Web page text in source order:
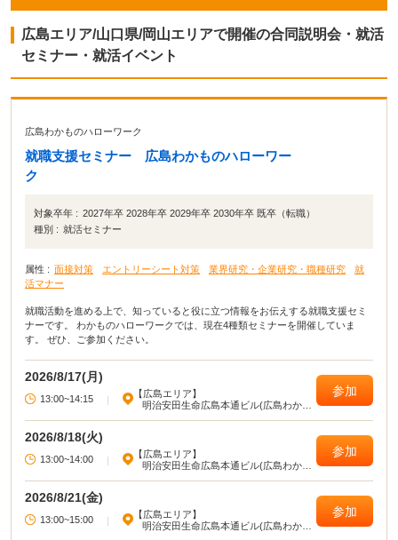
広島エリア/山口県/岡山エリアで開催の合同説明会・就活
セミナー・就活イベント
広島わかものハローワーク
就職支援セミナー 広島わかものハローワー
ク
対象卒年 : 2027年卒 2028年卒 2029年卒 2030年卒 既卒（転職）
種別 : 就活セミナー
属性 : 面接対策 エントリーシート対策 業界研究・企業研究・職種研究
就
活マナー
就職活動を進める上で、知っていると役に立つ情報をお伝えする就職支援セミ
ナーです。 わかものハローワークでは、現在4種類セミナーを開催していま
す。 ぜひ、ご参加ください。
2026/8/17(月)
13:00~14:15 |
【広島エリア】
明治安田生命広島本通ビル(広島わかも
参加
2026/8/18(火)
13:00~14:00 |
【広島エリア】
明治安田生命広島本通ビル(広島わかも
参加
2026/8/21(金)
13:00~15:00 |
【広島エリア】
明治安田生命広島本通ビル(広島わかも
参加